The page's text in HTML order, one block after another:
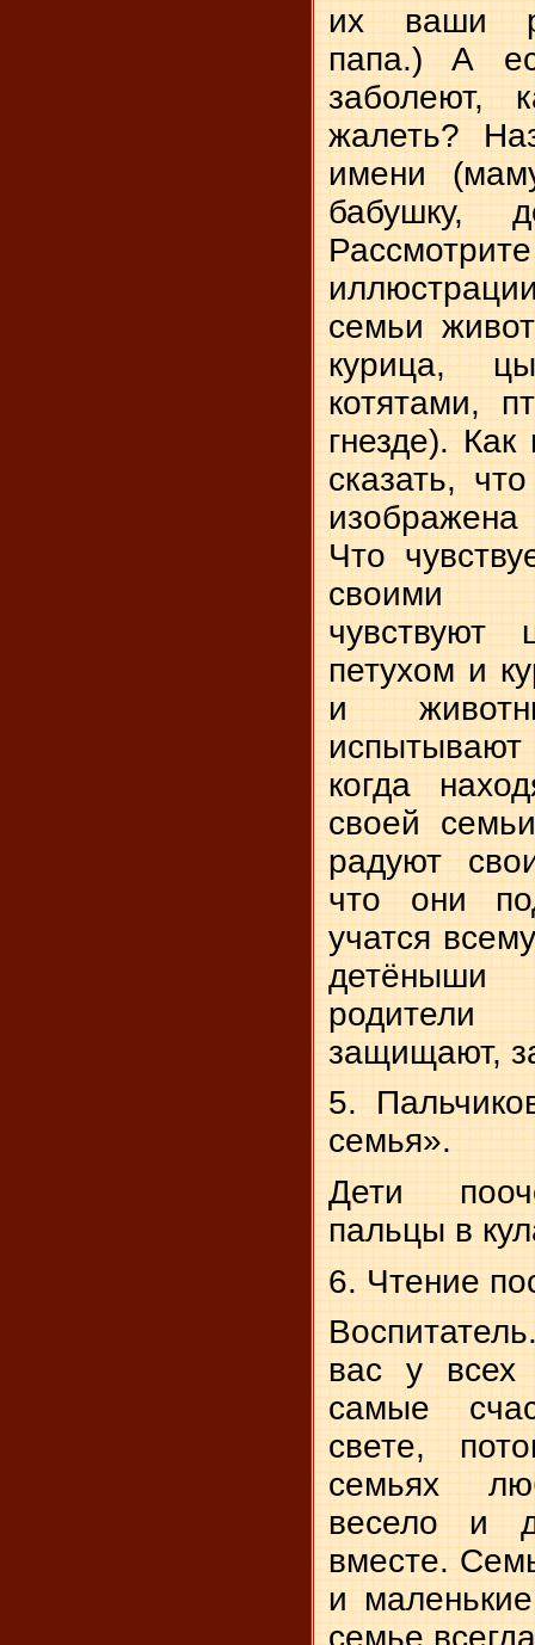
их ваши
папа.) А
заболеют,
жалеть?
имени
бабушку,
семьи
курица,
котятами,
гнезде).
сказать,
Что
своими
петухом и
и
когда
своей
радуют
что они
учатся
защищают,
5.
семья».
Дети
пальцы в
6. Чтение
вас у
самые
свете,
семьях
весело и
вместе.
и
семье